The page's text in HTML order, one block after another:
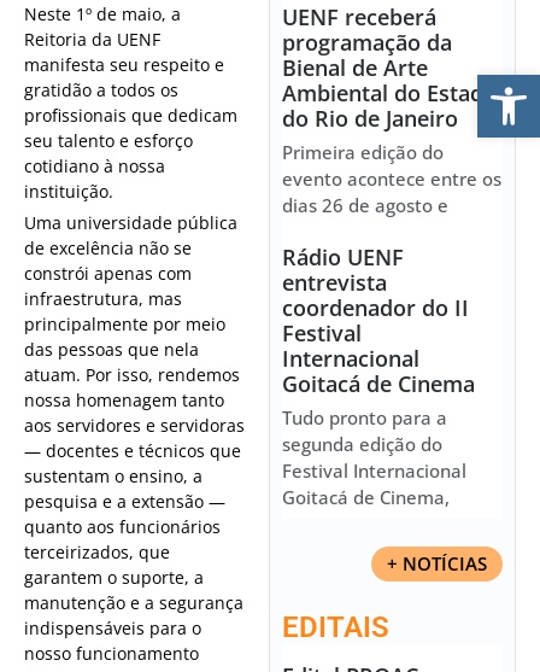
Neste 1º de maio, a
Reitoria da UENF
manifesta seu respeito e
gratidão a todos os
profissionais que dedicam
seu talento e esforço
cotidiano à nossa
instituição.
Uma universidade pública
de excelência não se
constrói apenas com
infraestrutura, mas
principalmente por meio
das pessoas que nela
atuam. Por isso, rendemos
nossa homenagem tanto
aos servidores e servidoras
— docentes e técnicos que
sustentam o ensino, a
pesquisa e a extensão —
quanto aos funcionários
terceirizados, que
garantem o suporte, a
manutenção e a segurança
indispensáveis para o
nosso funcionamento
UENF receberá
programação da
Bienal de Arte
Ambiental do Estado
do Rio de Janeiro
Primeira edição do
evento acontece entre os
dias 26 de agosto e
Rádio UENF
entrevista
coordenador do II
Festival
Internacional
Goitacá de Cinema
Tudo pronto para a
segunda edição do
Festival Internacional
Goitacá de Cinema,
+ NOTÍCIAS
EDITAIS